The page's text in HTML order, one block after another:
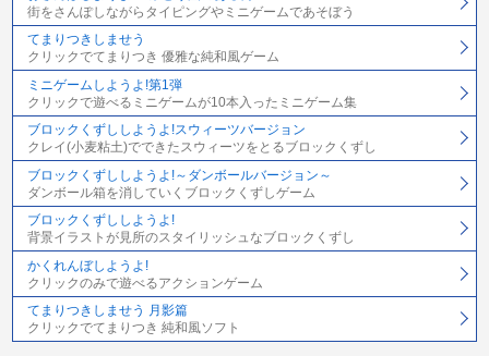
街をさんぽしながらタイピングやミニゲームであそぼう
てまりつきしませう
クリックでてまりつき 優雅な純和風ゲーム
ミニゲームしようよ!第1弾
クリックで遊べるミニゲームが10本入ったミニゲーム集
ブロックくずししようよ!スウィーツバージョン
クレイ(小麦粘土)でできたスウィーツをとるブロックくずし
ブロックくずししようよ!～ダンボールバージョン～
ダンボール箱を消していくブロックくずしゲーム
ブロックくずししようよ!
背景イラストが見所のスタイリッシュなブロックくずし
かくれんぼしようよ!
クリックのみで遊べるアクションゲーム
てまりつきしませう 月影篇
クリックでてまりつき 純和風ソフト